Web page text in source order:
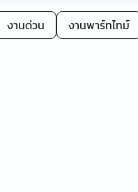
งานด่วน งานพาร์ทไทม์